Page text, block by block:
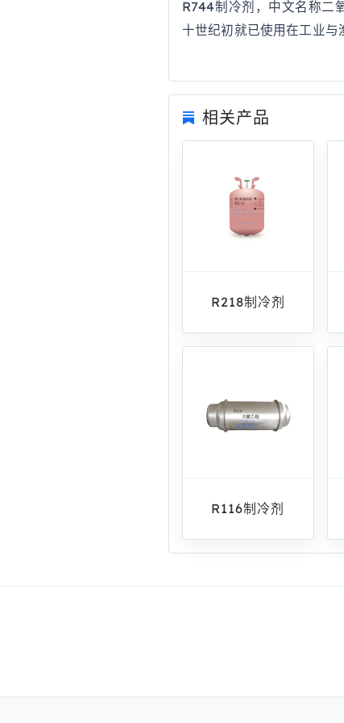
R744制冷剂，中文名称二
十世纪初就已使用在工业与
相关产品
R218制冷剂
R116制冷剂